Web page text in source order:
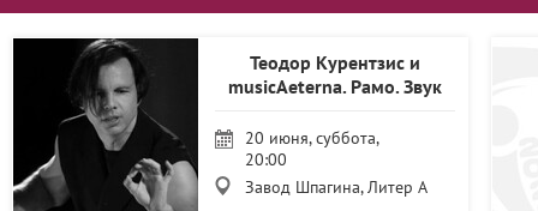
Теодор Курентзис и
musicAeterna. Рамо. Звук
20 июня, суббота,
20:00
Завод Шпагина, Литер А